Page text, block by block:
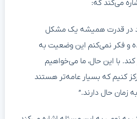
می‌کند که:
در قدرت همیشه یک مشکل
و فکر نمی‌کنم این وضعیت به
با این حال، ما می‌خواهیم
کنیم که بسیار عامه‌تر هستند
زمان حال دارند.”